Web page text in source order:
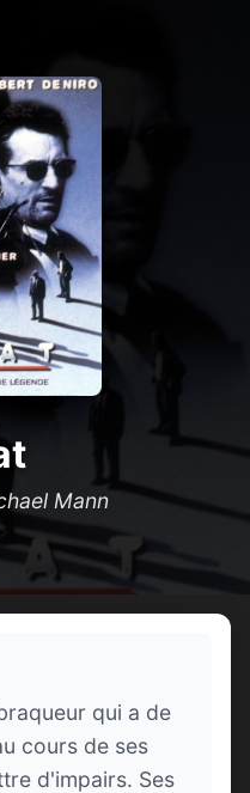
Mann
qui a de
cours de ses
d'impairs. Ses